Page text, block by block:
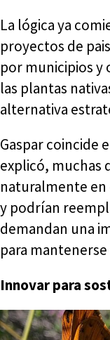
La lógica ya
proyectos de
por municipios y
las plantas
alternativa
Gaspar coincide
explicó, muchas
naturalmente en
y podrían
demandan una
para
Innovar para